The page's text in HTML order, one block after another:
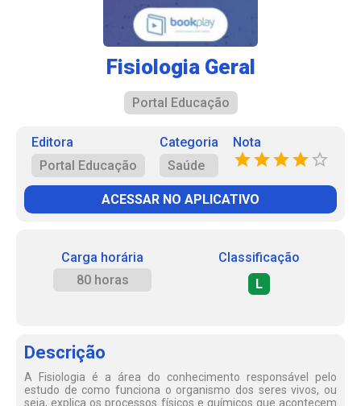
Fisiologia Geral
Portal Educação
Editora
Portal Educação
Categoria
Saúde
Nota
ACESSAR NO APLICATIVO
Carga horária
80 horas
Classificação
L
Descrição
A Fisiologia é a área do conhecimento responsável pelo
estudo de como funciona o organismo dos seres vivos, ou
seja, explica os processos físicos e químicos que acontecem